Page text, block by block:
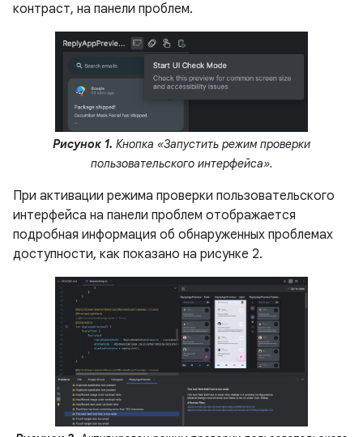
контраст, на панели проблем.
Рисунок 1. Кнопка «Запустить режим проверки
пользовательского интерфейса».
При активации режима проверки пользовательского
интерфейса на панели проблем отображается
подробная информация об обнаруженных проблемах
доступности, как показано на рисунке 2.